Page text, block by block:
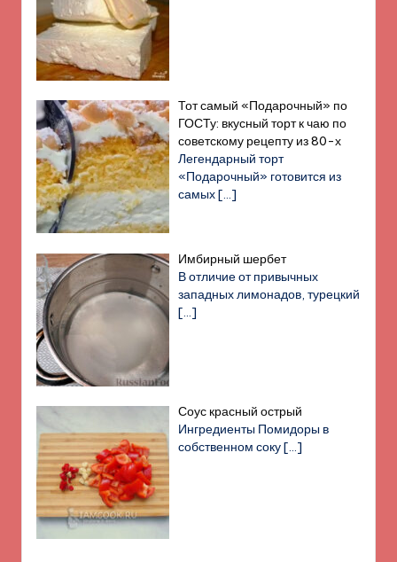
Тот самый «Подарочный» по
ГОСТу: вкусный торт к чаю по
советскому рецепту из 80-х
Легендарный торт
«Подарочный» готовится из
самых[…]
Имбирный шербет
В отличие от привычных
западных лимонадов, турецкий
[…]
Соус красный острый
Ингредиенты Помидоры в
собственном соку[…]